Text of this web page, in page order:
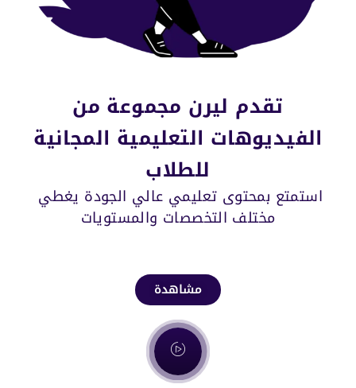
تقدم ليرن مجموعة من
الفيديوهات التعليمية المجانية
للطلاب
مختلف التخصصات والمستويات
مشاهدة